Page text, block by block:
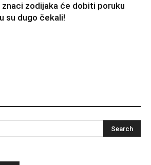
znaci zodijaka će dobiti poruku
su dugo čekali!